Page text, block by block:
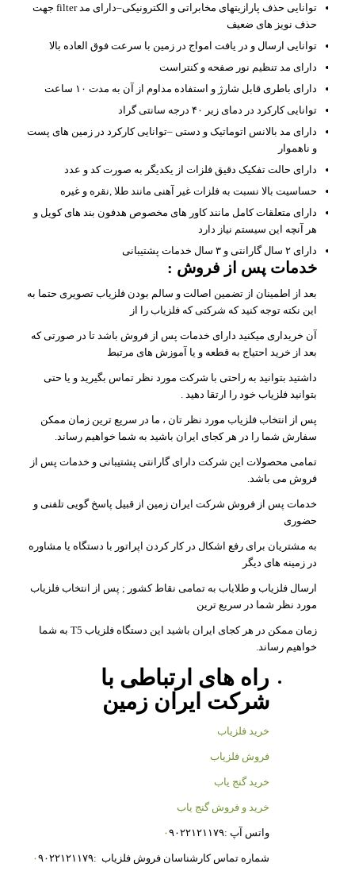
توانایی حذف پارازیتهای مخابراتی و الکترونیکی–دارای مد filter جهت
حذف نویز های ضعیف
توانایی ارسال و در یافت امواج در زمین با سرعت فوق العاده بالا
دارای مد تنظیم نور صفحه و کنتراست
دارای باطری قابل شارژ و استفاده مداوم از آن به مدت ۱۰ ساعت
توانایی کارکرد در دمای زیر ۴۰ درجه سانتی گراد
دارای مد بالانس اتوماتیک و دستی –توانایی کارکرد در زمین های پست
و ناهموار
دارای حالت تفکیک دقیق فلزات از یکدیگر به صورت کد و عدد
حساسیت بالا نسبت به فلزات غیر آهنی مانند طلا ,نقره و غیره
دارای متعلقات کامل مانند کاور های مخصوص هدفون بند های کویل و
هر آنچه این سیستم نیاز دارد
دارای ۲ سال گارانتی و ۳ سال خدمات پشتیبانی
خدمات پس از فروش :
بعد از اطمینان از تضمین اصالت و سالم بودن فلزیاب تصویری حتما به
این نکته توجه کنید که شرکتی که فلزیاب را از
آن خریداری میکنید دارای خدمات پس از فروش باشد تا در صورتی که
بعد از خرید احتیاج به قطعه و یا آموزش های مرتبط
داشتید بتوانید به راحتی با شرکت مورد نظر تماس بگیرید و یا حتی
بتوانید فلزیاب خود را ارتقا دهید .
پس از انتخاب فلزیاب مورد نظر تان ، ما در سریع ترین زمان ممکن
سفارش شما را در هر کجای ایران باشید به شما خواهیم رساند.
تمامی محصولات این شرکت دارای گارانتی پشتیبانی و خدمات پس از
فروش می باشد.
خدمات پس از فروش شرکت ایران زمین از قبیل پاسخ گویی تلفنی و
حضوری
به مشتریان برای رفع اشکال در کار کردن اپراتور با دستگاه یا مشاوره
در زمینه های دیگر
ارسال فلزیاب و طلایاب به تمامی نقاط کشور ; پس از انتخاب فلزیاب
مورد نظر شما در سریع ترین
زمان ممکن در هر کجای ایران باشید این دستگاه فلزیاب T5 به شما
خواهیم رساند.
راه های ارتباطی با
شرکت یران زمین
خرید فلزیاب
فروش فلزیاب
خرید گنج یاب
خرید و فروش گنج یاب
واتس آپ : ۰۹۰۲۲۱۲۱۱۷۹
شماره تماس کارشناسان فروش فلزیاب : ۰۹۰۲۲۱۲۱۱۷۹